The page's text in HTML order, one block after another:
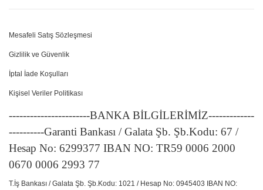
Mesafeli Satış Sözleşmesi
Gizlilik ve Güvenlik
İptal İade Koşulları
Kişisel Veriler Politikası
-----------------------BANKA BİLGİLERİMİZ-------------
----------Garanti Bankası / Galata Şb. Şb.Kodu: 67 /
Hesap No: 6299377 IBAN NO: TR59 0006 2000
0670 0006 2993 77
T.İş Bankası / Galata Şb. Şb.Kodu: 1021 / Hesap No: 0945403 IBAN NO: